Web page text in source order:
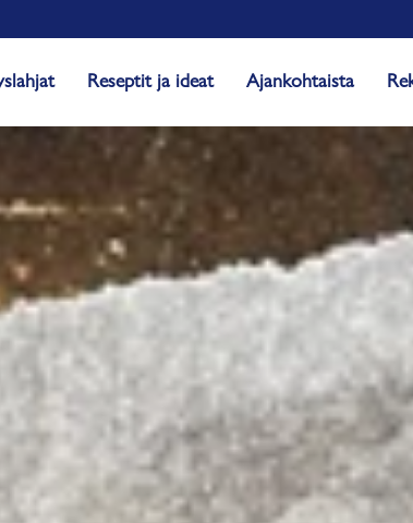
Reseptit ja ideat Ajankohtaista